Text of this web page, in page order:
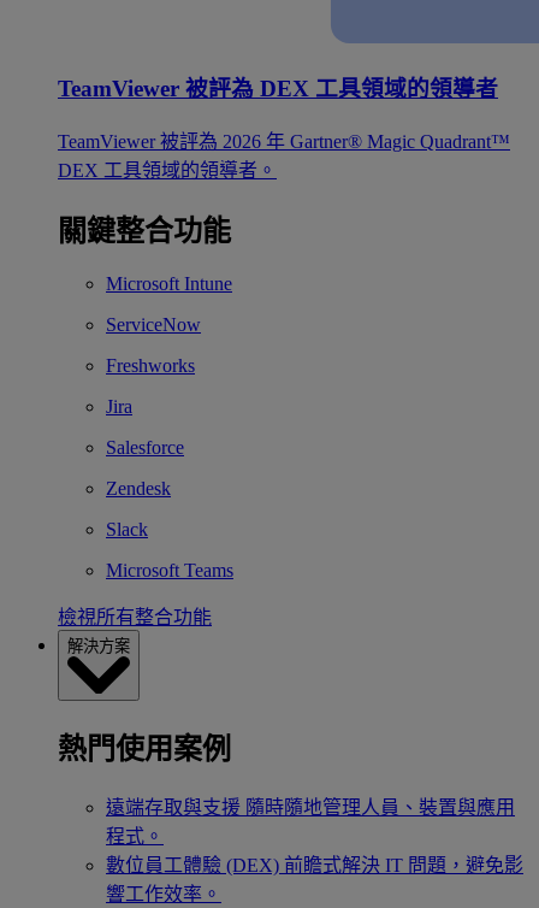
TeamViewer 被評為 DEX 工具領域的領導者
TeamViewer 被評為 2026 年 Gartner® Magic Quadrant™
DEX 工具領域的領導者。
關鍵整合功能
Microsoft Intune
ServiceNow
Freshworks
Jira
Salesforce
Zendesk
Slack
Microsoft Teams
檢視所有整合功能
解決方案
熱門使用案例
遠端存取與支援 隨時隨地管理人員、裝置與應用
程式。
數位員工體驗 (DEX) 前瞻式解決 IT 問題，避免影
響工作效率。